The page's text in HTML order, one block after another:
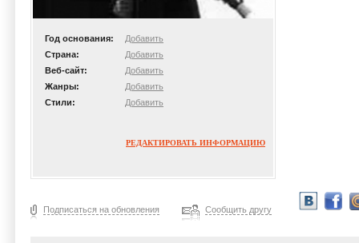
Год основания:
Добавить
Страна:
Добавить
Веб-сайт:
Добавить
Жанры:
Добавить
Стили:
Добавить
РЕДАКТИРОВАТЬ ИНФОРМАЦИЮ
Подписаться на обновления Сообщить другу